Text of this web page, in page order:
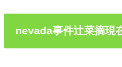
nevada事件辻菜摘現